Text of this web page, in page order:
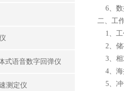
式语音数字回弹仪
测定仪
6、数
二、工
1、工
2、储
3、相
4、海
5、